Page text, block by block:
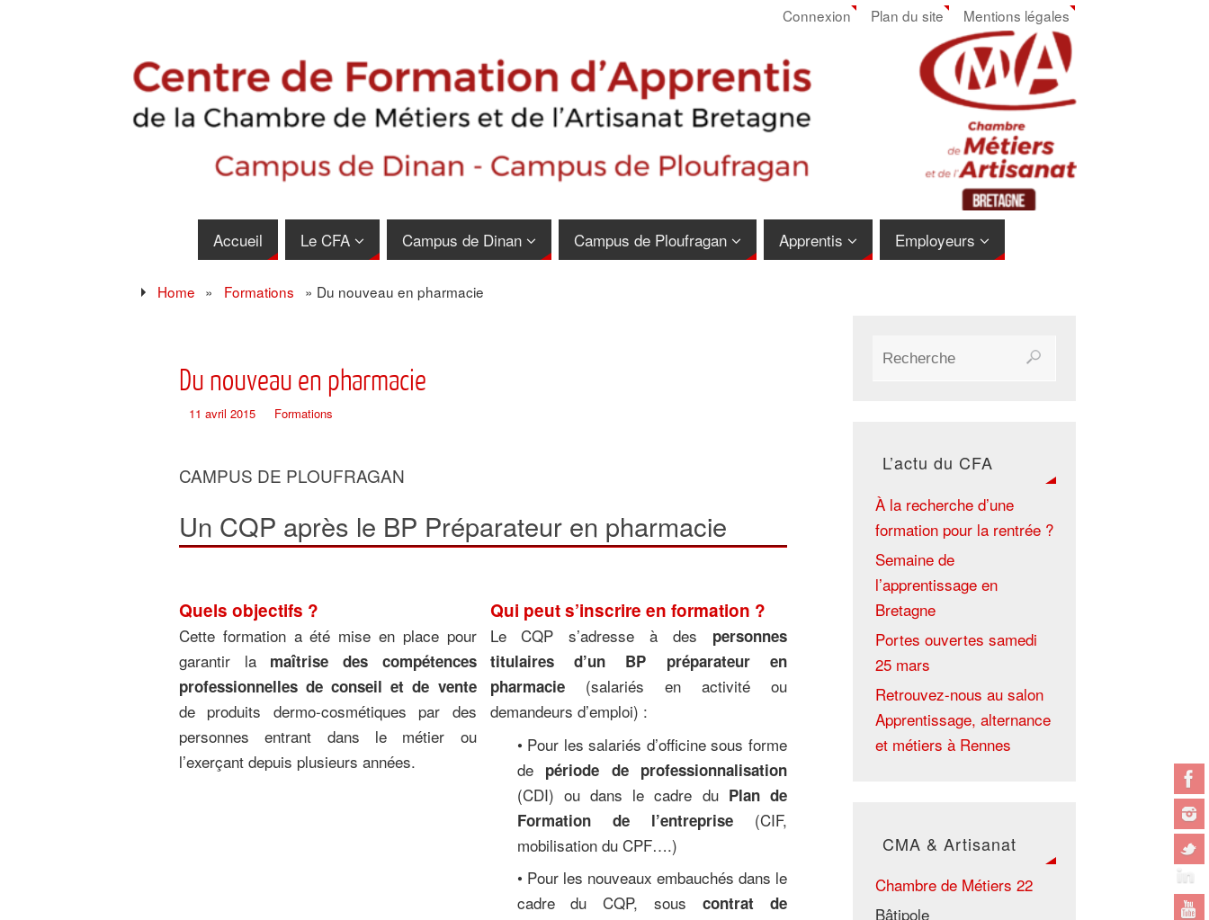
Connexion Plan du site Mentions légales
Accueil Le CFA Campus de Dinan Campus de Ploufragan Apprentis Employeurs
Home » Formations » Du nouveau en pharmacie
Du nouveau en pharmacie
11 avril 2015 Formations
CAMPUS DE PLOUFRAGAN
Un CQP après le BP Préparateur en pharmacie
Quels objectifs ?
Cette formation a été mise en place pour
garantir la maîtrise des compétences
professionnelles de conseil et de vente
de produits dermo-cosmétiques par des
personnes entrant dans le métier ou
l’exerçant depuis plusieurs années.
Qui peut s’inscrire en formation ?
Le CQP s’adresse à des personnes
titulaires d’un BP préparateur en
pharmacie(salariés en activité ou
demandeurs d’emploi) :
• Pour les salariés d’officine sous forme
de période de professionnalisation
(CDI) ou dans le cadre du Plan de
Formation de l’entreprise(CIF,
mobilisation du CPF….)
• Pour les nouveaux embauchés dans le
cadre du CQP, souscontrat de
L’actu du CFA
À la recherche d’une
formation pour la rentrée ?
Semaine de
l’apprentissage en
Bretagne
Portes ouvertes samedi
25 mars
Retrouvez-nous au salon
Apprentissage, alternance
et métiers à Rennes
CMA & Artisanat
Chambre de Métiers 22
Bâtipole